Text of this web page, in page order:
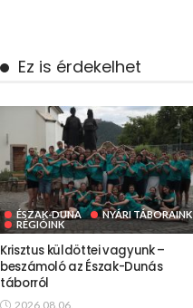
Ez is érdekelhet
ÉSZAK-DUNA
NYÁRI TÁBORAINK
RÉGIÓINK
Krisztus küldöttei vagyunk –
beszámoló az Észak-Dunás
táborról
2026.08.06.